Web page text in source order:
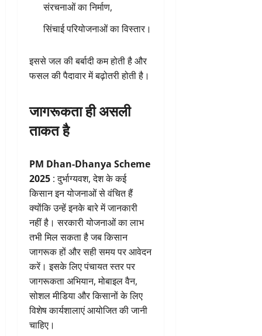
संरचनाओं का निर्माण,
सिंचाई परियोजनाओं का विस्तार।
इससे जल की बर्बादी कम होती है और
फसल की पैदावार में बढ़ोतरी होती है।
जागरूकता ही असली
ताकत है
PM Dhan-Dhanya Scheme
2025 : दुर्भाग्यवश, देश के कई
किसान इन योजनाओं से वंचित हैं
क्योंकि उन्हें इनके बारे में जानकारी
नहीं है। सरकारी योजनाओं का लाभ
तभी मिल सकता है जब किसान
जागरूक हों और सही समय पर आवेदन
करें। इसके लिए पंचायत स्तर पर
जागरूकता अभियान, मोबाइल वैन,
सोशल मीडिया और किसानों के लिए
विशेष कार्यशालाएं आयोजित की जानी
चाहिए।